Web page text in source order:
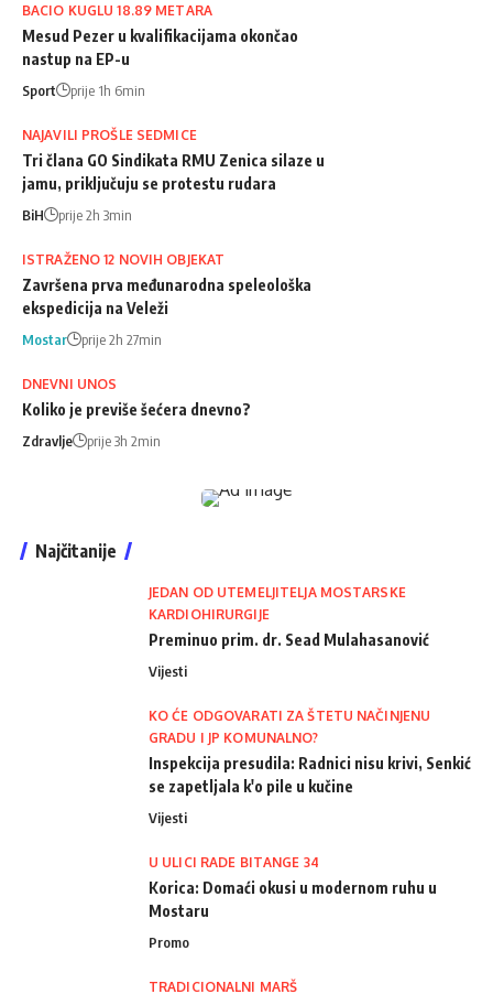
BACIO KUGLU 18.89 METARA
Mesud Pezer u kvalifikacijama okončao
nastup na EP-u
Sport prije 1h 6min
NAJAVILI PROŠLE SEDMICE
Tri člana GO Sindikata RMU Zenica silaze u
jamu, priključuju se protestu rudara
BiH prije 2h 3min
ISTRAŽENO 12 NOVIH OBJEKAT
Završena prva međunarodna speleološka
ekspedicija na Veleži
Mostar prije 2h 27min
DNEVNI UNOS
Koliko je previše šećera dnevno?
Zdravlje prije 3h 2min
Najčitanije
JEDAN OD UTEMELJITELJA MOSTARSKE
KARDIOHIRURGIJE
Preminuo prim. dr. Sead Mulahasanović
Vijesti
KO ĆE ODGOVARATI ZA ŠTETU NAČINJENU
GRADU I JP KOMUNALNO?
Inspekcija presudila: Radnici nisu krivi, Senkić
se zapetljala k'o pile u kučine
Vijesti
U ULICI RADE BITANGE 34
Korica: Domaći okusi u modernom ruhu u
Mostaru
Promo
TRADICIONALNI MARŠ